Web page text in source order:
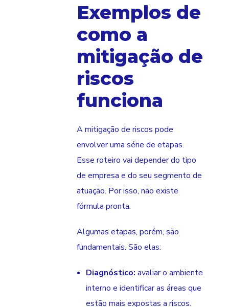
Exemplos de
como a
mitigação de
riscos
funciona
A mitigação de riscos pode
envolver uma série de etapas.
Esse roteiro vai depender do tipo
de empresa e do seu segmento de
atuação. Por isso, não existe
fórmula pronta.
Algumas etapas, porém, são
fundamentais. São elas:
Diagnóstico: avaliar o ambiente
interno e identificar as áreas que
estão mais expostas a riscos.